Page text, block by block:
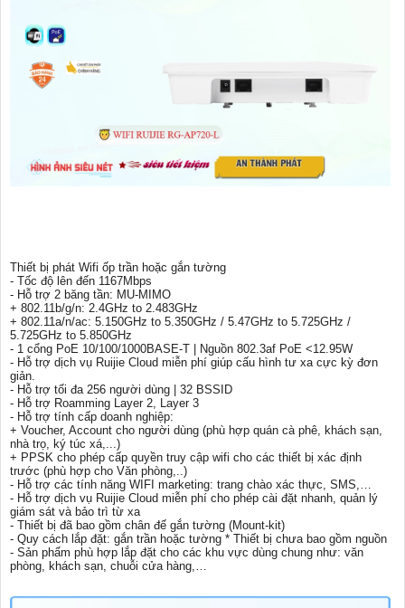
Thiết bị phát Wifi ốp trần hoặc gắn tường
- Tốc độ lên đến 1167Mbps
- Hỗ trợ 2 băng tần: MU-MIMO
+ 802.11b/g/n: 2.4GHz to 2.483GHz
+ 802.11a/n/ac: 5.150GHz to 5.350GHz / 5.47GHz to 5.725GHz /
5.725GHz to 5.850GHz
- 1 cổng PoE 10/100/1000BASE-T | Nguồn 802.3af PoE <12.95W
- Hỗ trợ dịch vụ Ruijie Cloud miễn phí giúp cấu hình tư xa cực kỳ đơn
giản.
- Hỗ trợ tối đa 256 người dùng | 32 BSSID
- Hỗ trợ Roamming Layer 2, Layer 3
- Hỗ trợ tính cấp doanh nghiệp:
+ Voucher, Account cho người dùng (phù hợp quán cà phê, khách sạn,
nhà trọ, ký túc xá,...)
+ PPSK cho phép cấp quyền truy cập wifi cho các thiết bị xác định
trước (phù hợp cho Văn phòng,..)
- Hỗ trợ các tính năng WIFI marketing: trang chào xác thực, SMS,…
- Hỗ trợ dịch vụ Ruijie Cloud miễn phí cho phép cài đặt nhanh, quản lý
giám sát và bảo trì từ xa
- Thiết bị đã bao gồm chân đế gắn tường (Mount-kit)
- Quy cách lắp đặt: gắn trần hoặc tường * Thiết bị chưa bao gồm nguồn
- Sản phẩm phù hợp lắp đặt cho các khu vực dùng chung như: văn
phòng, khách sạn, chuỗi cửa hàng,…